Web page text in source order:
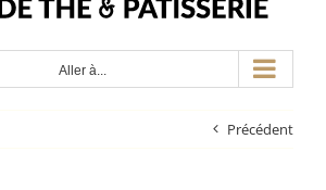
Aller à...
Précédent